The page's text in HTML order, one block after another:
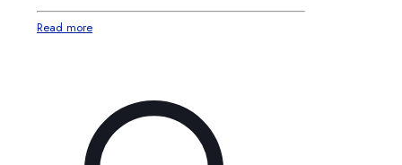
Read more